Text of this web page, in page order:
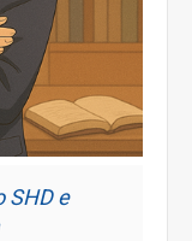
SHD e